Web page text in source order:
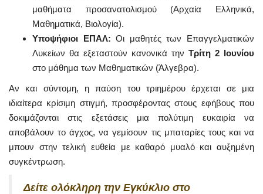
μαθήματα προσανατολισμού (Αρχαία Ελληνικά,
Μαθηματικά, Βιολογία).
Υποψήφιοι ΕΠΑΛ: Οι μαθητές των Επαγγελματικών
Λυκείων θα εξεταστούν κανονικά την Τρίτη 2 Ιουνίου
στο μάθημα των Μαθηματικών (Άλγεβρα).
Αν και σύντομη, η παύση του τριημέρου έρχεται σε μια
ιδιαίτερα κρίσιμη στιγμή, προσφέροντας στους εφήβους που
δοκιμάζονται στις εξετάσεις μια πολύτιμη ευκαιρία να
αποβάλουν το άγχος, να γεμίσουν τις μπαταρίες τους και να
μπουν στην τελική ευθεία με καθαρό μυαλό και αυξημένη
συγκέντρωση.
Δείτε ολόκληρη την Εγκύκλιο στο